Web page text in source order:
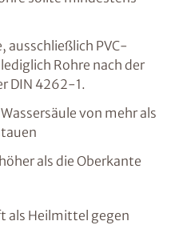
ausschließlich PVC-
Rohre nach der
DIN 4262-1.
von mehr als
als die Oberkante
als Heilmittel gegen